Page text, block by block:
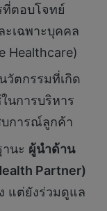
ตอบโจทย์
ะเฉพาะบุคคล
Healthcare)
วัตกรรมที่เกิด
นการบริหาร
บการณ์ลูกค้า
นะ ผู้นำด้าน
Partner)
แต่ยังร่วมดูแล